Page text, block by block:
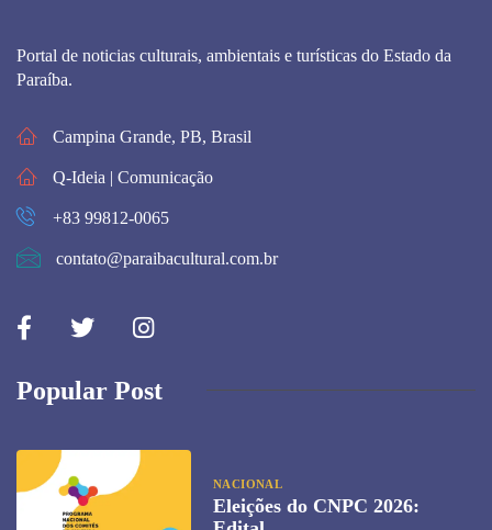
Portal de noticias culturais, ambientais e turísticas do Estado da
Paraíba.
Campina Grande, PB, Brasil
Q-Ideia | Comunicação
+83 99812-0065
contato@paraibacultural.com.br
Popular Post
NACIONAL
Eleições do CNPC 2026: